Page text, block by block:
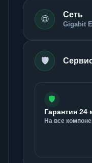
🌐 Сеть
Gigabit
🛡️
🛡️
Гарантия 24
На все